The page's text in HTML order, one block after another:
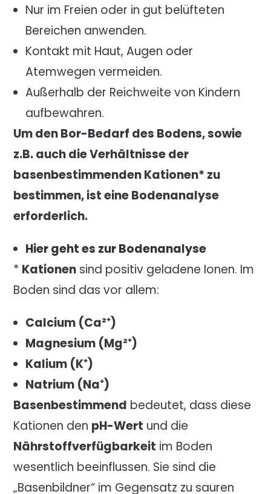
Nur im Freien oder in gut belüfteten
Bereichen anwenden.
Kontakt mit Haut, Augen oder
Atemwegen vermeiden.
Außerhalb der Reichweite von Kindern
aufbewahren.
Um den Bor-Bedarf des Bodens, sowie
z.B. auch die Verhältnisse der
basenbestimmenden Kationen* zu
bestimmen, ist eine Bodenanalyse
erforderlich.
Hier geht es zur Bodenanalyse
* Kationen sind positiv geladene Ionen. Im
Boden sind das vor allem:
Calcium (Ca²⁺)
Magnesium (Mg²⁺)
Kalium (K⁺)
Natrium (Na⁺)
Basenbestimmend bedeutet, dass diese
Kationen den pH-Wert und die
Nährstoffverfügbarkeit im Boden
wesentlich beeinflussen. Sie sind die
„Basenbildner“ im Gegensatz zu sauren